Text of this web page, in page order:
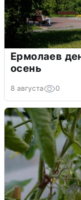
Ермолаев
осень
8 августа 0